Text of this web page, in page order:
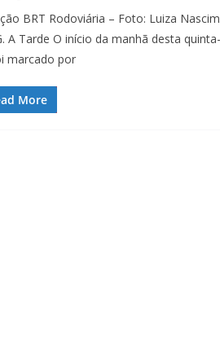
BRT Rodoviária – Foto: Luiza
A Tarde O início da manhã desta
marcado por
More